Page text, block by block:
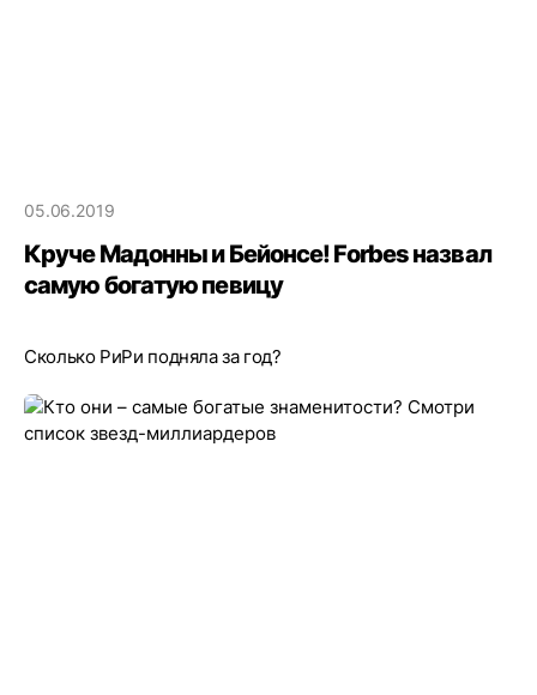
05.06.2019
Круче Мадонны и Бейонсе! Forbes назвал
самую богатую певицу
Сколько РиРи подняла за год?